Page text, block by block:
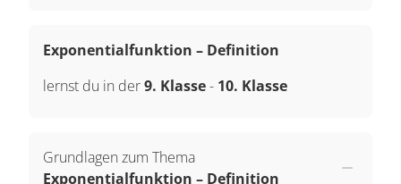
Exponentialfunktion – Definition
lernst du in der9. Klasse- 10. Klasse
Grundlagen zum Thema
Exponentialfunktion – Definition